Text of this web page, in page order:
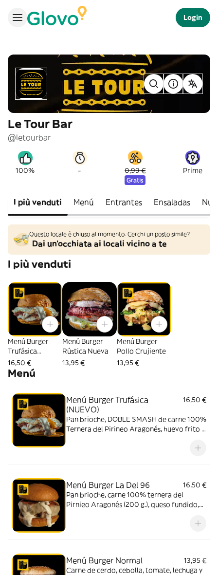
Login
Le Tour Bar
@letourbar
100% - 0,99 €
Gratis
Prime
I più venduti Menú Entrantes Ensaladas
Questo locale è chiuso al momento. Cerchi un posto simile?
Dai un'occhiata ai locali vicino a te
I più venduti
Menú Burger
Trufásica
(NUEVO)
16,50 €
Menú Burger
Rústica Nueva
13,95 €
Menú Burger
Pollo Crujiente
13,95 €
Menú
Menú Burger Trufásica
(NUEVO)
16,50 €
Pan brioche, DOBLE SMASH de carne 100%
Ternera del Pirineo Aragonés, huevo frito y
Acompañado de patatas y bebida (330 ml.)
Menú Burger La Del 96
16,50 €
Pan brioche, carne 100% ternera del
Pirnieo Aragonés (200 g.), queso fundido,
secreta. Acompañado de patatas y bebida
Menú Burger Normal
13,95 €
Carne de cerdo, cebolla, tomate, lechuga y